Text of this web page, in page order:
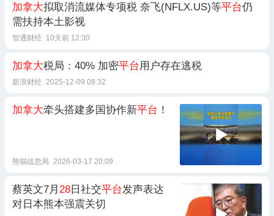
加拿大拟取消流媒体专项税 奈飞(NFLX.US)等平台仍
需扶持本土影视
智通财经 10天前 12:30
加拿大税局：40% 加密平台 用户存在逃税
新浪财经 2025-12-09 08:32
加拿大牵头搭建多国协作新平台 ！
熊猫战忽局 2026-03-17 20:09
蔡英文7月 28 日社交平台发声表达
对日本熊本强震关切